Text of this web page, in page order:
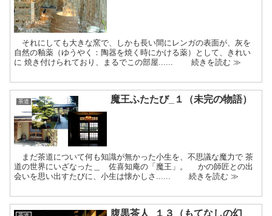
それにしても大きな窯で、しかも長い間にレンガの表面が、灰を
自然の釉薬（ゆうやく：陶器を焼く時にかける薬）として、きれい
に 焼き付けられており、まるでこの部屋...... 続きを読む ≫
茶道 魔王ふたたび_１（未完の物語）
まだ茶道について何も知識が無かった小生を、不思議な魔力で 茶
道の世界にいざなった＿ 佐喜知庵の「魔王」。 かの師匠との出
会いを思い出すたびに、小生は懐かしさ...... 続きを読む ≫
腹黒茶人_１３（もてなしの幻